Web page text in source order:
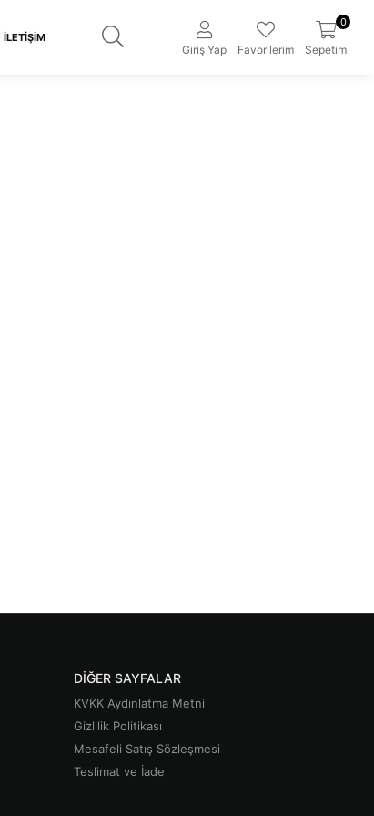
İLETIŞIM
Giriş Yap Favorilerim Sepetim
0
DIĞER SAYFALAR
KVKK Aydınlatma Metni
Gizlilik Politikası
Mesafeli Satış Sözleşmesi
Teslimat ve İade